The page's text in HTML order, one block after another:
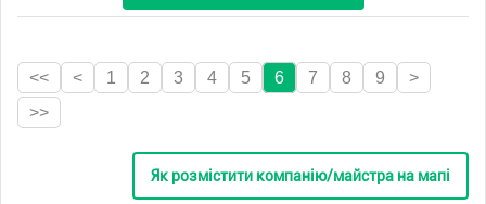
<< < 1 2 3 4 5 6 7 8 9
>
>>
Як розмістити компанію/майстра на мапі